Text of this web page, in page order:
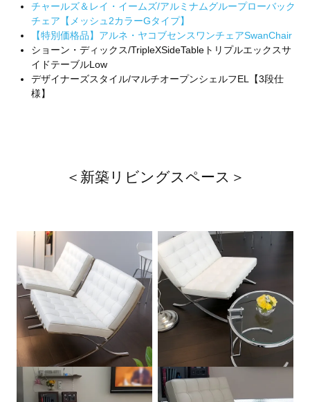
チャールズ＆レイ・イームズ/アルミナムグループローバック
チェア【メッシュ2カラーGタイプ】
【特別価格品】アルネ・ヤコブセンスワンチェアSwanChair
ショーン・ディックス/TripleXSideTableトリプルエックスサ
イドテーブルLow
デザイナーズスタイル/マルチオープンシェルフEL【3段仕
様】
＜新築リビングスペース＞